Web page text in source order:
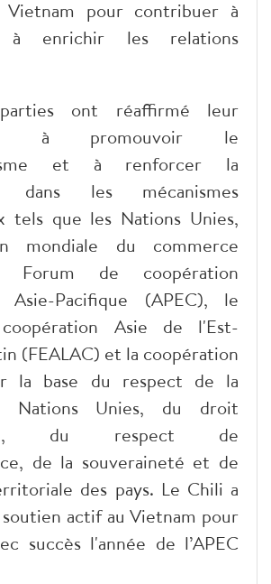
pour contribuer à
enrichir les relations
ont réaffirmé leur
à promouvoir le
et à renforcer la
dans les mécanismes
tels que les Nations Unies,
mondiale du commerce
Forum de coopération
Asie-Pacifique (APEC), le
Asie de l'Est-
(FEALAC) et la coopération
la base du respect de la
Nations Unies, du droit
du respect de
de la souveraineté et de
des pays. Le Chili a
actif au Vietnam pour
succès l'année de l’APEC